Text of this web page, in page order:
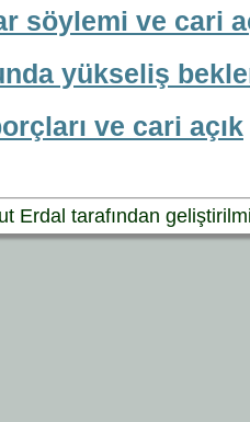
söylemi ve cari
yükseliş
ve cari açık
Erdal tarafından